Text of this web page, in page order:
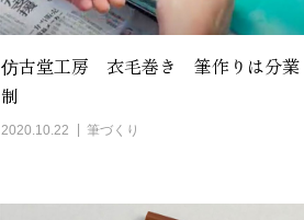
仿古堂工房 衣毛巻き 筆作りは分業
制
2020.10.22 筆づくり